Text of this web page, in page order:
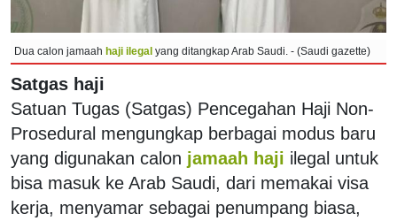
Dua calon jamaah haji ilegal yang ditangkap Arab Saudi. - (Saudi gazette)
Satgas haji
Satuan Tugas (Satgas) Pencegahan Haji Non-
Prosedural mengungkap berbagai modus baru
yang digunakan calon jamaah haji ilegal untuk
bisa masuk ke Arab Saudi, dari memakai visa
kerja, menyamar sebagai penumpang biasa,